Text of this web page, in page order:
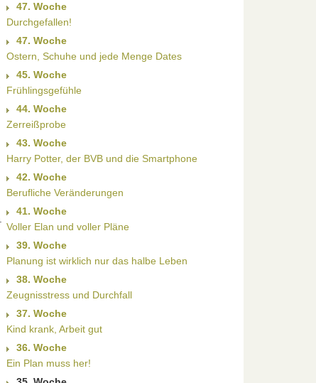
47. Woche
Durchgefallen!
47. Woche
Ostern, Schuhe und jede Menge Dates
45. Woche
Frühlingsgefühle
44. Woche
Zerreißprobe
43. Woche
Harry Potter, der BVB und die Smartphone
42. Woche
Berufliche Veränderungen
41. Woche
Voller Elan und voller Pläne
39. Woche
Planung ist wirklich nur das halbe Leben
38. Woche
Zeugnisstress und Durchfall
37. Woche
Kind krank, Arbeit gut
36. Woche
Ein Plan muss her!